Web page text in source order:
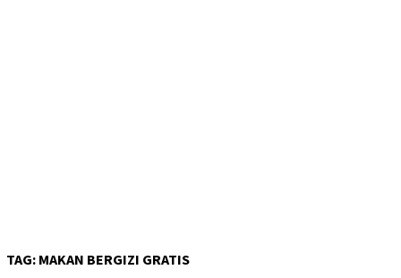
TAG: MAKAN BERGIZI GRATIS